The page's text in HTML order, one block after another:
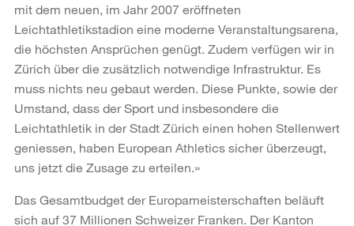
mit dem neuen, im Jahr 2007 eröffneten
Leichtathletikstadion eine moderne Veranstaltungsarena,
die höchsten Ansprüchen genügt. Zudem verfügen wir in
Zürich über die zusätzlich notwendige Infrastruktur. Es
muss nichts neu gebaut werden. Diese Punkte, sowie der
Umstand, dass der Sport und insbesondere die
Leichtathletik in der Stadt Zürich einen hohen Stellenwert
geniessen, haben European Athletics sicher überzeugt,
uns jetzt die Zusage zu erteilen.»
Das Gesamtbudget der Europameisterschaften beläuft
sich auf 37 Millionen Schweizer Franken. Der Kanton